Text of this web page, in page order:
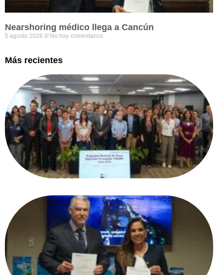
Nearshoring médico llega a Cancún
5 agosto 2026 No hay comentarios
Más recientes